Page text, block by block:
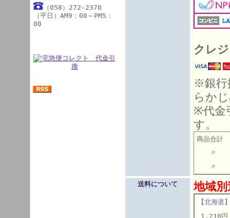
（058）272-2370
（平日）AM9：00～PM5：
00
クレ
※銀行
らか
※代金
す。
商品合
〃
〃 こ
送料について 地域
【北海道
1,210円